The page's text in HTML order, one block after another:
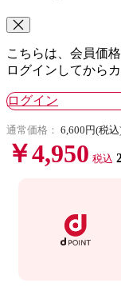
こちらは、会員価
ログインしてから
ログイン
通常価格： 6,600円(税込
￥4,950 税込